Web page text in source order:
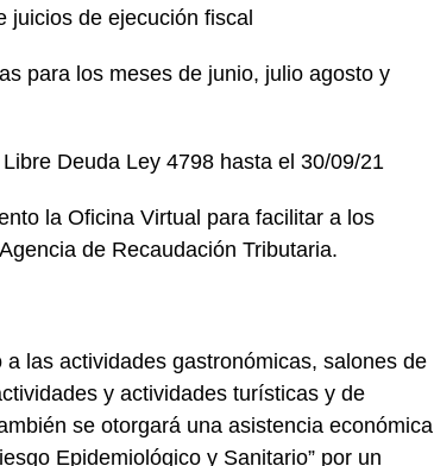
juicios de ejecución fiscal
para los meses de junio, julio agosto y
Deuda Ley 4798 hasta el 30/09/21
la Oficina Virtual para facilitar a los
de Recaudación Tributaria.
las actividades gastronómicas, salones de
y actividades turísticas y de
se otorgará una asistencia económica
Epidemiológico y Sanitario” por un